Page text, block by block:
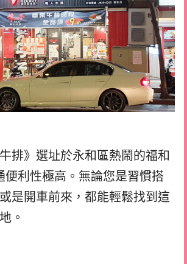
排》選址於永和區熱鬧的福和
便利性極高。無論您是習慣搭
是開車前來，都能輕鬆找到這
。